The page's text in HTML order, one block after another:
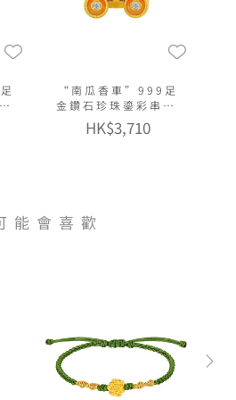
“南瓜香車”999足
金鑽石珍珠鎏彩串飾
連手繩
HK$3,710
能會喜歡